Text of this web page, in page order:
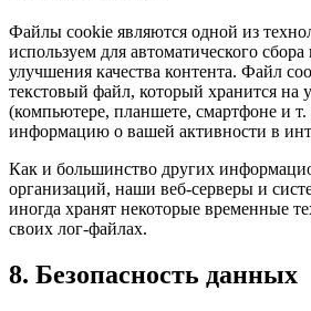
Файлы cookie являются одной из
используем для автоматического
улучшения качества контента. Файл
текстовый файл, который хранится на
(компьютере, планшете, смартфоне и
информацию о вашей активности в
Как и большинство других
организаций, наши веб-серверы и
иногда хранят некоторые временные
своих лог-файлах.
8. Безопасность данных